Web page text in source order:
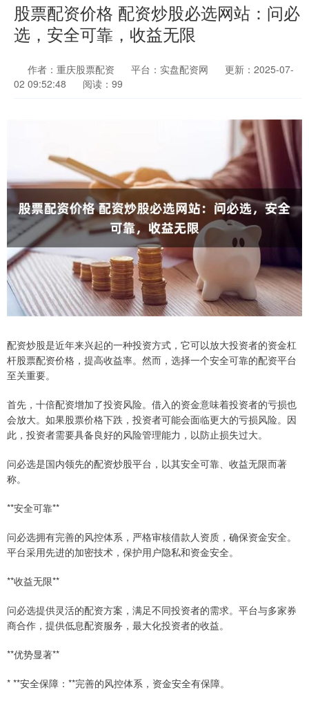
股票配资价格 配资炒股必选网站：问必
选，安全可靠，收益无限
作者：重庆股票配资 平台：实盘配资网
更新：2025-07-
02 09:52:48
阅读：99
配资炒股是近年来兴起的一种投资方式，它可以放大投资者的资金杠
杆股票配资价格，提高收益率。然而，选择一个安全可靠的配资平台
至关重要。
首先，十倍配资增加了投资风险。借入的资金意味着投资者的亏损也
会放大。如果股票价格下跌，投资者可能会面临更大的亏损风险。因
此，投资者需要具备良好的风险管理能力，以防止损失过大。
问必选是国内领先的配资炒股平台，以其安全可靠、收益无限而著
称。
**安全可靠**
问必选拥有完善的风控体系，严格审核借款人资质，确保资金安全。
平台采用先进的加密技术，保护用户隐私和资金安全。
**收益无限**
问必选提供灵活的配资方案，满足不同投资者的需求。平台与多家券
商合作，提供低息配资服务，最大化投资者的收益。
**优势显著**
* **安全保障：**完善的风控体系，资金安全有保障。